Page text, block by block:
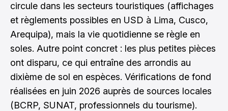
circule dans les secteurs touristiques (affichages
et règlements possibles en USD à Lima, Cusco,
Arequipa), mais la vie quotidienne se règle en
soles. Autre point concret : les plus petites pièces
ont disparu, ce qui entraîne des arrondis au
dixième de sol en espèces. Vérifications de fond
réalisées en juin 2026 auprès de sources locales
(BCRP, SUNAT, professionnels du tourisme).